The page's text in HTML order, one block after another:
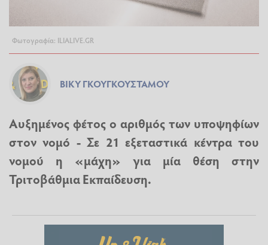
Φωτογραφία: ILIALIVE.GR
ΒΊΚΥ ΓΚΟΥΓΚΟΥΣΤΆΜΟΥ
Αυξημένος φέτος ο αριθμός των υποψηφίων
στον νομό - Σε 21 εξεταστικά κέντρα του
νομού η «μάχη» για μία θέση στην
Τριτοβάθμια Εκπαίδευση.